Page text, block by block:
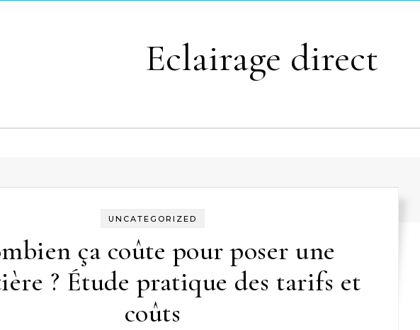
Eclairage direct
UNCATEGORIZED
ça coûte pour poser une
? Étude pratique des tarifs et
coûts